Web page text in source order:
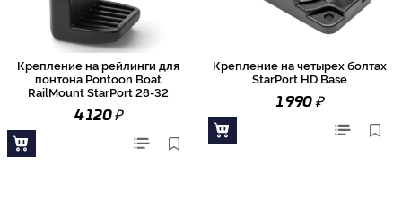
Крепление на рейлинги для
понтона Pontoon Boat
RailMount StarPort 28-32
4 120₽
Крепление на четырех болтах
StarPort HD Base
1 990₽